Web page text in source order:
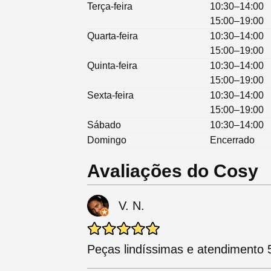
Terça-feira
10:30–14:00
15:00–19:00
Quarta-feira
10:30–14:00
15:00–19:00
Quinta-feira
10:30–14:00
15:00–19:00
Sexta-feira
10:30–14:00
15:00–19:00
Sábado
10:30–14:00
Domingo
Encerrado
Avaliações do Cosy
V. N.
Peças lindíssimas e atendimento